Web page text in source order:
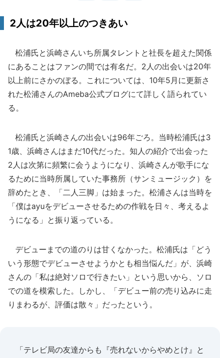
2人は20年以上のつきあい
松浦氏と浜崎さんいち所属タレントと社長を超えた関係
にあることはファンの間では有名だ。2人の出会いは20年
以上前にさかのぼる。これについては、10年5月に更新さ
れた松浦さんのAmeba公式ブログにて詳しく語られてい
る。
松浦氏と浜崎さんの出会いは96年ごろ。当時松浦氏は3
1歳、浜崎さんはまだ10代だった。知人の紹介で出会った
2人は次第に頻繁に会うようになり、浜崎さんが歌手にな
るために当時所属していた事務所（サンミュージック）を
辞めたとき、「二人三脚」は始まった。松浦さんは当時を
「僕はayuをデビューさせるための作戦を日々、考えるよ
うになる」と振り返っている。
デビューまでの道のりは甘くなかった。松浦氏は「どう
いう形態でデビューさせようかとも相当悩んだ」が、浜崎
さんの「私は絶対ソロで行きたい」という思いから、ソロ
での道を模索した。しかし、「デビュー前の売り込みに走
りまわるが、評価は散々」だったという。
「テレビ局の友達からも『売れないからやめとけ』と